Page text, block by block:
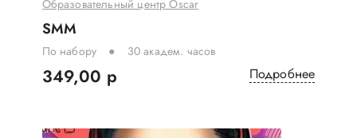
Образовательный центр Oscar
SMM
По набору 30 академ. часов
349,00 р Подробнее